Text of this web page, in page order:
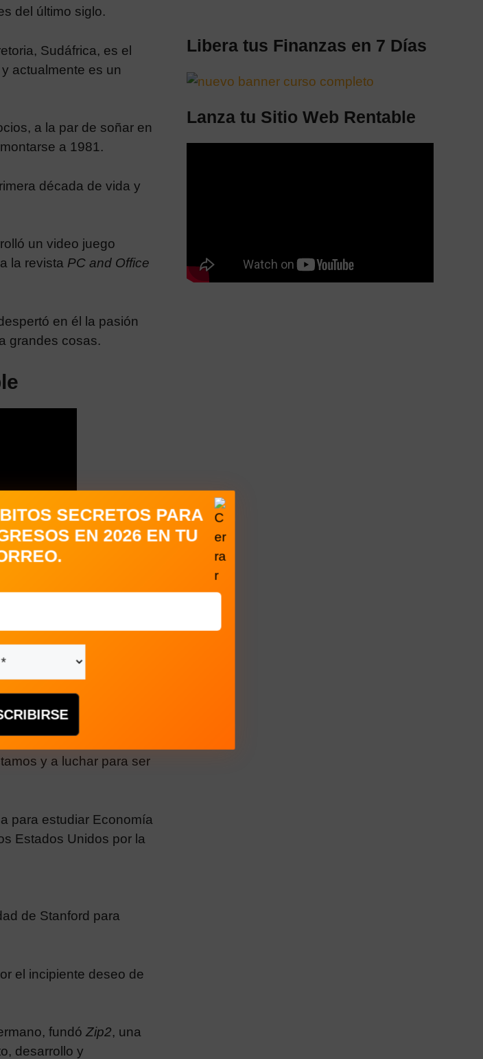
del último siglo.
Sudáfrica, es el
actualmente es un
a la par de soñar en
a 1981.
década de vida y
un video juego
la revista PC and Office
en él la pasión
grandes cosas.
de su madre y
El dinero no les
y a luchar para ser
para estudiar Economía
Estados Unidos por la
de Stanford para
el incipiente deseo de
fundó Zip2, una
desarrollo y
SECRETOS PARA
EN 2026 EN TU
Libera tus Finanzas en 7 Días
Lanza tu Sitio Web Rentable